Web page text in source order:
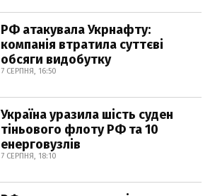
РФ атакувала Укрнафту:
компанія втратила суттєві
обсяги видобутку
7 СЕРПНЯ, 16:50
Україна уразила шість суден
тіньового флоту РФ та 10
енерговузлів
7 СЕРПНЯ, 18:10